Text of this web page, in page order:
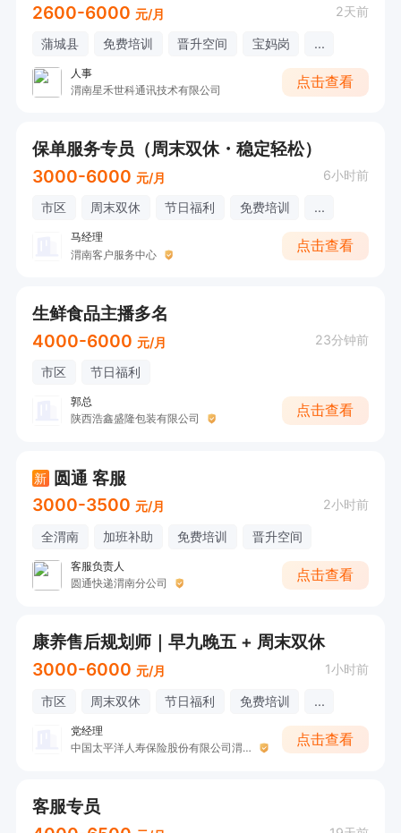
2600-6000 元/月 2天前
蒲城县 免费培训 晋升空间 宝妈岗 ...
人事
渭南星禾世科通讯技术有限公司
点击查看
保单服务专员（周末双休・稳定轻松）
3000-6000 元/月 6小时前
市区 周末双休 节日福利 免费培训 ...
马经理
渭南客户服务中心
点击查看
生鲜食品主播多名
4000-6000 元/月 23分钟前
市区 节日福利
郭总
陕西浩鑫盛隆包装有限公司
点击查看
新 圆通 客服
3000-3500 元/月 2小时前
全渭南 加班补助 免费培训 晋升空间
客服负责人
圆通快递渭南分公司
点击查看
康养售后规划师｜早九晚五 + 周末双休
3000-6000 元/月 1小时前
市区 周末双休 节日福利 免费培训 ...
党经理
中国太平洋人寿保险股份有限公司渭南中心支公司
点击查看
客服专员